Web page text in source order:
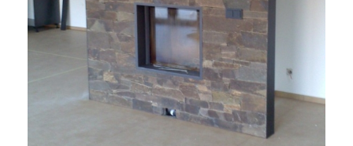
Rovný Krb S Obkladem
TEPLOVZDUŠNÉ KRBY